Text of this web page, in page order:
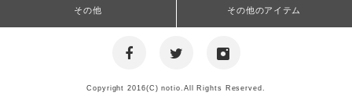
その他
その他のアイテム
Copyright 2016(C) notio.All Rights Reserved.